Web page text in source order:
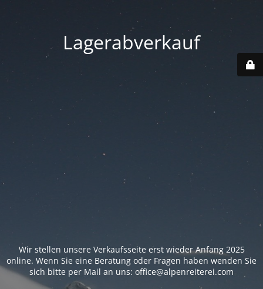
Lagerabverkauf
Wir stellen unsere Verkaufsseite erst wieder Anfang 2025
online. Wenn Sie eine Beratung oder Fragen haben wenden Sie
sich bitte per Mail an uns: office@alpenreiterei.com